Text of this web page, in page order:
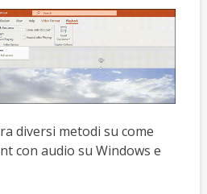
diversi metodi su come
con audio su Windows e